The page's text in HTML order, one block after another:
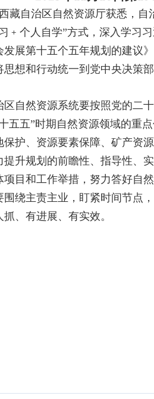
藏自治区自然资源厅获悉，
﹢个人自学”方式，深入学习
展第十五个五年规划的建议
想和行动统一到党中央决策部
然资源系统要按照党的二
五五”时期自然资源领域的重
护、资源要素保障、矿产资
升规划的前瞻性、指导性、
目和工作举措，努力答好自
绕主责主业，盯紧时间节点
、有进展、有实效。